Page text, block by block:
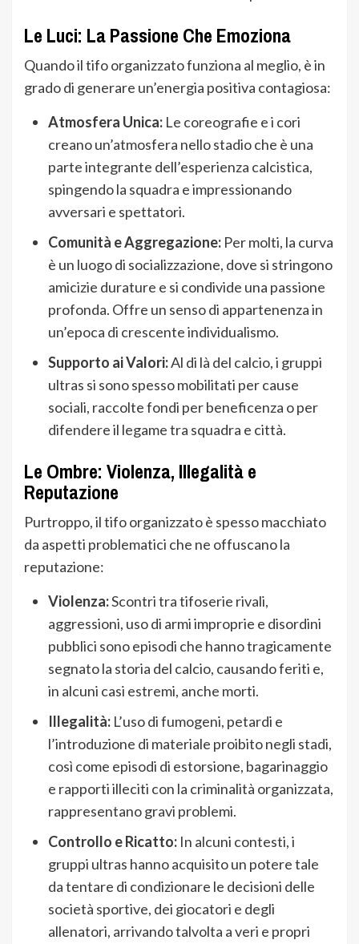
Le Luci: La Passione Che Emoziona
Quando il tifo organizzato funziona al meglio, è in
grado di generare un’energia positiva contagiosa:
Atmosfera Unica: Le coreografie e i cori
creano un’atmosfera nello stadio che è una
parte integrante dell’esperienza calcistica,
spingendo la squadra e impressionando
avversari e spettatori.
Comunità e Aggregazione: Per molti, la curva
è un luogo di socializzazione, dove si stringono
amicizie durature e si condivide una passione
profonda. Offre un senso di appartenenza in
un’epoca di crescente individualismo.
Supporto ai Valori:Al di là del calcio, i gruppi
ultras si sono spesso mobilitati per cause
sociali, raccolte fondi per beneficenza o per
difendere il legame tra squadra e città.
Le Ombre: Violenza, Illegalità e
Reputazione
Purtroppo, il tifo organizzato è spesso macchiato
da aspetti problematici che ne offuscano la
reputazione:
Violenza:Scontri tra tifoserie rivali,
aggressioni, uso di armi improprie e disordini
pubblici sono episodi che hanno tragicamente
segnato la storia del calcio, causando feriti e,
in alcuni casi estremi, anche morti.
Illegalità: L’uso di fumogeni, petardi e
l’introduzione di materiale proibito negli stadi,
così come episodi di estorsione, bagarinaggio
e rapporti illeciti con la criminalità organizzata,
rappresentano gravi problemi.
Controllo e Ricatto: In alcuni contesti, i
gruppi ultras hanno acquisito un potere tale
da tentare di condizionare le decisioni delle
società sportive, dei giocatori e degli
allenatori, arrivando talvolta a veri e propri